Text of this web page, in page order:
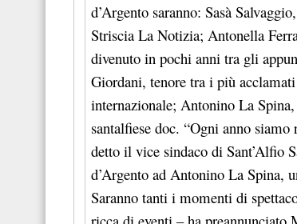
d’Argento saranno: Sasà
Striscia La Notizia; Antonella
divenuto in pochi anni tra gli
Giordani, tenore tra i più
internazionale; Antonino La
santalfiese doc. “Ogni anno
detto il vice sindaco di Sant’Alfio
d’Argento ad Antonino La Spina,
Saranno tanti i momenti di